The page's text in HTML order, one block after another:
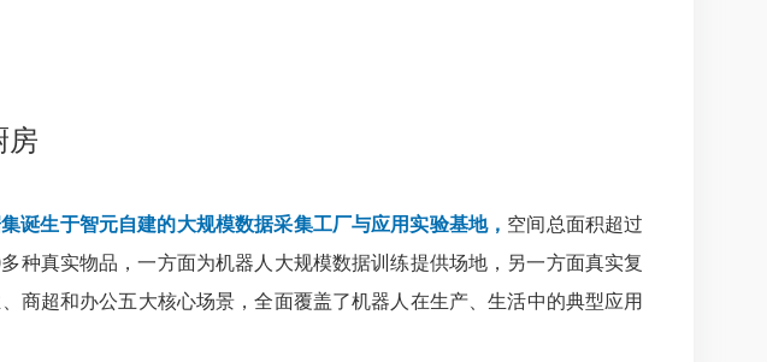
房
生于智元自建的大规模数据采集工厂与应用实验基地， 空间总面积超过
多种真实物品，一方面为机器人大规模数据训练提供场地 ， 另一方面真实复
商超和办公五大核心场景，全面覆盖了机器人在生产、生活中的典型应用